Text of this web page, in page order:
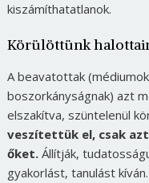
kiszámíthatatlanok.
Körülöttünk
A beavatottak
boszorkányságnak) azt
elszakítva, szüntelenül
veszítettük el, csak
őket.Állítják,
gyakorlást, tanulást